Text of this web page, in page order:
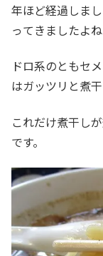
年ほど経過しま
ってきましたよね
ドロ系のともセ
はガッツリと煮
これだけ煮干し
です。